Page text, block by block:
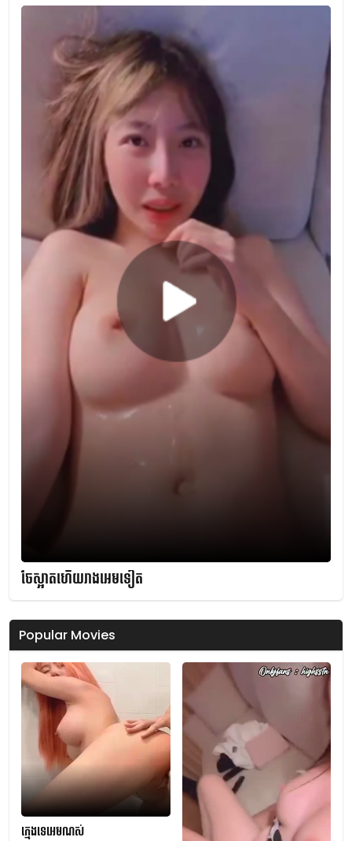
ចែស្អាតហើយរាងអេមទៀត
Popular Movies
ក្មេងទេអេមណស់